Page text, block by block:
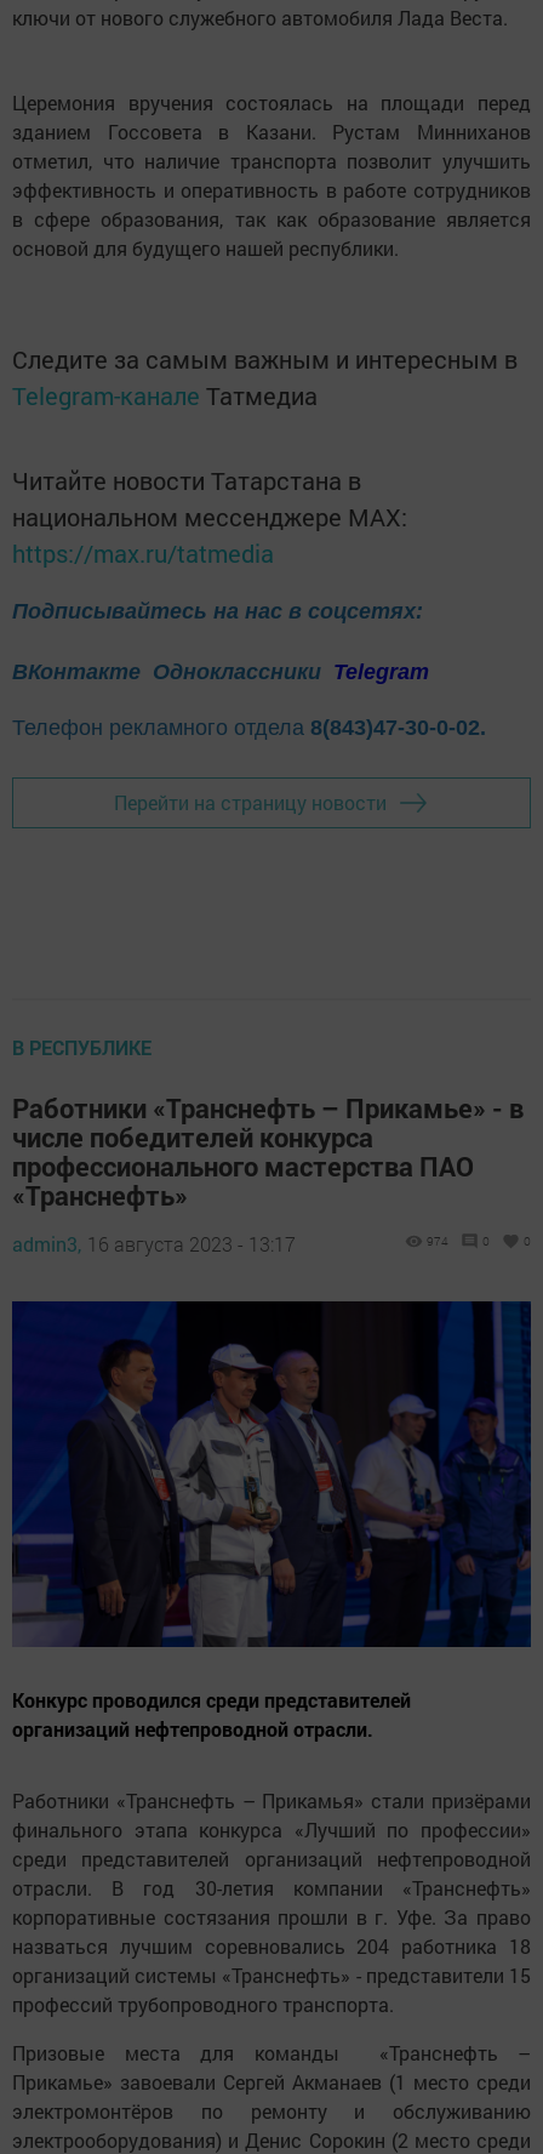
ключи от нового служебного автомобиля Лада Веста.
Церемония вручения состоялась на площади перед
зданием Госсовета в Казани. Рустам Минниханов
отметил, что наличие транспорта позволит улучшить
эффективность и оперативность в работе сотрудников
в сфере образования, так как образование является
основой для будущего нашей республики.
Следите за самым важным и интересным в
Telegram-канале Татмедиа
Читайте новости Татарстана в
национальном мессенджере MАХ:
https://max.ru/tatmedia
Подписывайтесь на нас в соцсетях:
ВКонтакте Одноклассники Telegram
Телефон рекламного отдела 8(843)47-30-0-02.
Перейти на страницу новости
В РЕСПУБЛИКЕ
Работники «Транснефть – Прикамье» - в
числе победителей конкурса
профессионального мастерства ПАО
«Транснефть»
admin3, 16 августа 2023 - 13:17 974 0 0
Конкурс проводился среди представителей
организаций нефтепроводной отрасли.
Работники «Транснефть – Прикамья» стали призёрами
финального этапа конкурса «Лучший по профессии»
среди представителей организаций нефтепроводной
отрасли. В год 30-летия компании «Транснефть»
корпоративные состязания прошли в г. Уфе. За право
назваться лучшим соревновались 204 работника 18
организаций системы «Транснефть» - представители 15
профессий трубопроводного транспорта.
Призовые места для команды «Транснефть –
Прикамье» завоевали Сергей Акманаев (1 место среди
электромонтёров по ремонту и обслуживанию
электрооборудования) и Денис Сорокин (2 место среди